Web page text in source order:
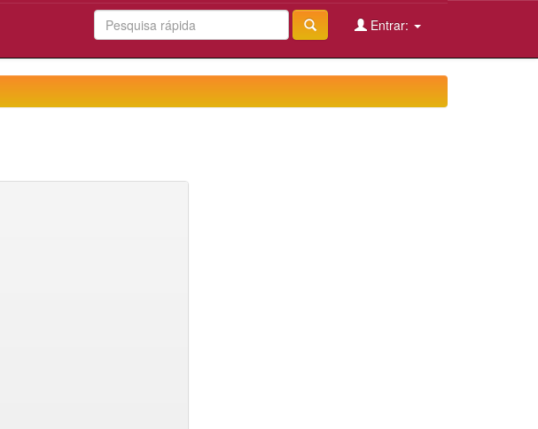
Entrar: